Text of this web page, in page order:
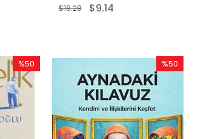
$9.14
$18.28
%50
İndirim
%50İndirim
%50
İndirim